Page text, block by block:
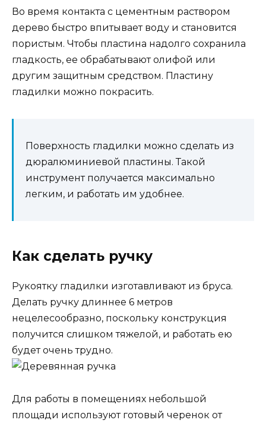
Во время контакта с цементным раствором
дерево быстро впитывает воду и становится
пористым. Чтобы пластина надолго сохранила
гладкость, ее обрабатывают олифой или
другим защитным средством. Пластину
гладилки можно покрасить.
Поверхность гладилки можно сделать из
дюралюминиевой пластины. Такой
инструмент получается максимально
легким, и работать им удобнее.
Как сделать ручку
Рукоятку гладилки изготавливают из бруса.
Делать ручку длиннее 6 метров
нецелесообразно, поскольку конструкция
получится слишком тяжелой, и работать ею
будет очень трудно.
Для работы в помещениях небольшой
площади используют готовый черенок от